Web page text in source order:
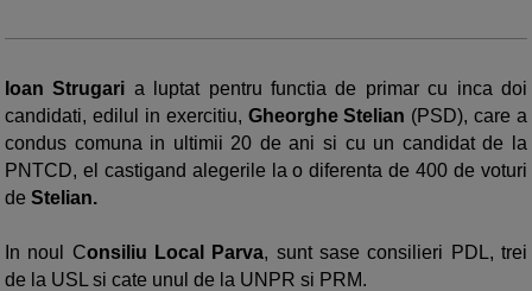
Ioan Strugari a luptat pentru functia de primar cu inca doi
candidati, edilul in exercitiu, Gheorghe Stelian (PSD), care a
condus comuna in ultimii 20 de ani si cu un candidat de la
PNTCD, el castigand alegerile la o diferenta de 400 de voturi
de Stelian.
In noul Consiliu Local Parva, sunt sase consilieri PDL, trei
de la USL si cate unul de la UNPR si PRM.